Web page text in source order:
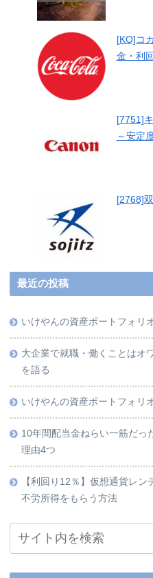
[KO]コ
金・利
[7751]
～安定
[2768]
最近の投稿
いけやんの資産ポートフォリ
大企業で就職・働くことはオ
を語る
いけやんの資産ポートフォリ
10年間配当金ねらい一筋だっ
理由4つ
【利回り12％】仮想通貨レ
不労所得をもらう方法